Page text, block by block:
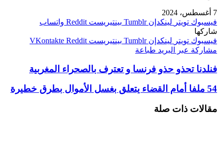
7 أغسطس، 2024
فيسبوك تويتر لينكدإن بينتيريست
واتساب
شاركها
فيسبوك تويتر لينكدإن بينتيريست
مشاركة عبر البريد طباعة
فنلدنا تحذو حذو فرنسا و تعترف بالصحراء المغربية
54 ملفا أمام القضاء يتعلق بغسل الأموال بطرق خطيرة
مقالات ذات صلة